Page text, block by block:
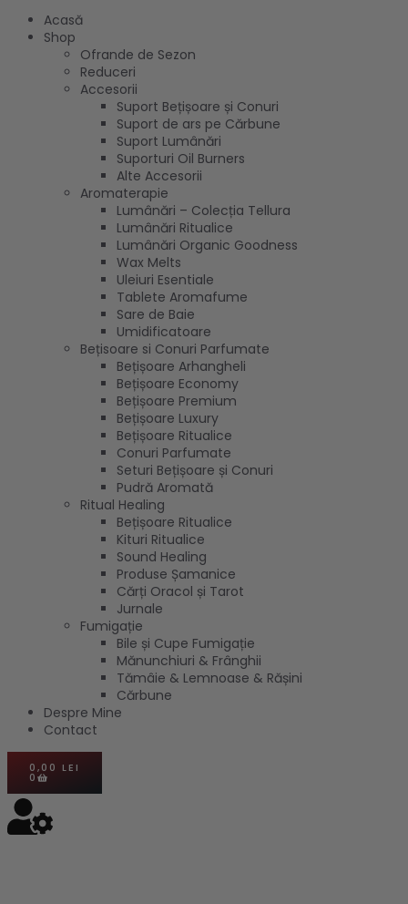
Acasă
Shop
Ofrande de Sezon
Reduceri
Accesorii
Suport Bețișoare și Conuri
Suport de ars pe Cărbune
Suport Lumânări
Suporturi Oil Burners
Alte Accesorii
Aromaterapie
Lumânări – Colecția Tellura
Lumânări Ritualice
Lumânări Organic Goodness
Wax Melts
Uleiuri Esentiale
Tablete Aromafume
Sare de Baie
Umidificatoare
Bețisoare si Conuri Parfumate
Bețișoare Arhangheli
Bețișoare Economy
Bețișoare Premium
Bețișoare Luxury
Bețișoare Ritualice
Conuri Parfumate
Seturi Bețișoare și Conuri
Pudră Aromată
Ritual Healing
Bețișoare Ritualice
Kituri Ritualice
Sound Healing
Produse Șamanice
Cărți Oracol și Tarot
Jurnale
Fumigație
Bile și Cupe Fumigație
Mănunchiuri & Frânghii
Tămâie & Lemnoase & Rășini
Cărbune
Despre Mine
Contact
0,00 LEI
0